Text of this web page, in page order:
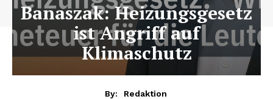
Banaszak: Heizungsgesetz
ist Angriff auf
Klimaschutz
By:
Redaktion